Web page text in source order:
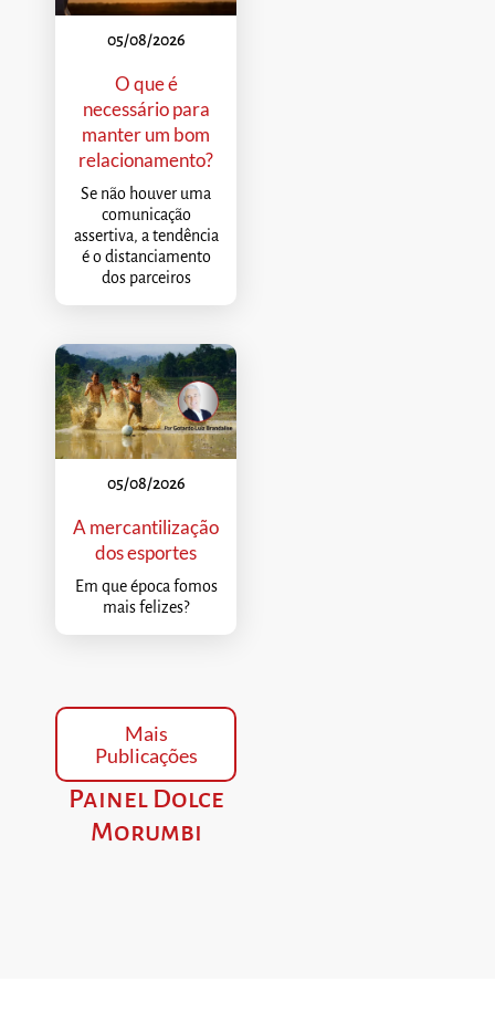
05/08/2026
O que é
necessário para
manter um bom
relacionamento?
Se não houver uma
comunicação
assertiva, a tendência
é o distanciamento
dos parceiros
05/08/2026
A mercantilização
dos esportes
Em que época fomos
mais felizes?
Mais
Publicações
Painel Dolce
Morumbi